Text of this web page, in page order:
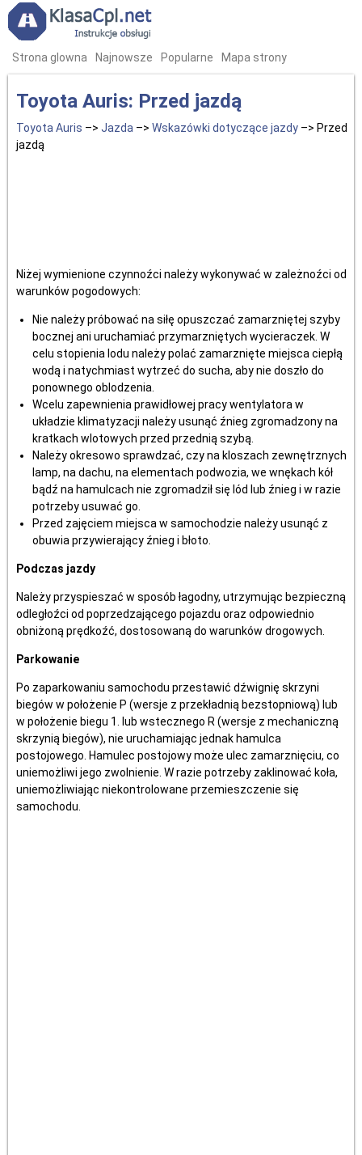
Strona glowna Najnowsze Popularne Mapa strony
Toyota Auris: Przed jazdą
Toyota Auris –> Jazda –> Wskazówki dotyczące jazdy –> Przed
jazdą
Niżej wymienione czynnoźci należy wykonywać w zależnoźci od
warunków pogodowych:
Nie należy próbować na siłę opuszczać zamarzniętej szyby
bocznej ani uruchamiać przymarzniętych wycieraczek. W
celu stopienia lodu należy polać zamarznięte miejsca ciepłą
wodą i natychmiast wytrzeć do sucha, aby nie doszło do
ponownego oblodzenia.
Wcelu zapewnienia prawidłowej pracy wentylatora w
układzie klimatyzacji należy usunąć źnieg zgromadzony na
kratkach wlotowych przed przednią szybą.
Należy okresowo sprawdzać, czy na kloszach zewnętrznych
lamp, na dachu, na elementach podwozia, we wnękach kół
bądź na hamulcach nie zgromadził się lód lub źnieg i w razie
potrzeby usuwać go.
Przed zajęciem miejsca w samochodzie należy usunąć z
obuwia przywierający źnieg i błoto.
Podczas jazdy
Należy przyspieszać w sposób łagodny, utrzymując bezpieczną
odległoźci od poprzedzającego pojazdu oraz odpowiednio
obniżoną prędkoźć, dostosowaną do warunków drogowych.
Parkowanie
Po zaparkowaniu samochodu przestawić dźwignię skrzyni
biegów w położenie P (wersje z przekładnią bezstopniową) lub
w położenie biegu 1. lub wstecznego R (wersje z mechaniczną
skrzynią biegów), nie uruchamiając jednak hamulca
postojowego. Hamulec postojowy może ulec zamarznięciu, co
uniemożliwi jego zwolnienie. W razie potrzeby zaklinować koła,
uniemożliwiając niekontrolowane przemieszczenie się
samochodu.